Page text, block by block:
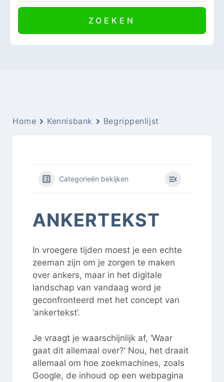
Home Kennisbank Begrippenlijst
Categorieën bekijken
ANKERTEKST
In vroegere tijden moest je een echte
zeeman zijn om je zorgen te maken
over ankers, maar in het digitale
landschap van vandaag word je
geconfronteerd met het concept van
‘ankertekst’.
Je vraagt je waarschijnlijk af, ‘Waar
gaat dit allemaal over?’ Nou, het draait
allemaal om hoe zoekmachines, zoals
Google, de inhoud op een webpagina